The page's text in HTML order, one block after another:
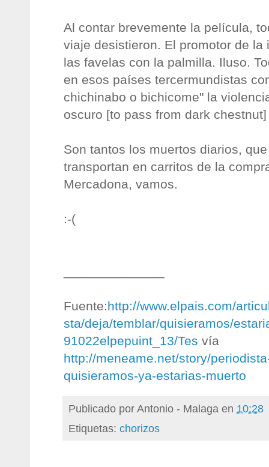
Al contar brevemente la película,
viaje desistieron. El promotor de la
las favelas con la palmilla. Iluso.
en esos países tercermundistas
chichinabo o bichicome" la
oscuro [to pass from dark chestnut]
Son tantos los muertos diarios,
transportan en carritos de la
Mercadona, vamos.
:-(
Fuente:http://www.elpais.com/
sta/deja/temblar/quisieramos/
91022elpepuint_13/Tes vía
http://meneame.net/story/
quisieramos-ya-estarias-muerto
Publicado porAntonio - Malaga en 10:28
Etiquetas: chorizos